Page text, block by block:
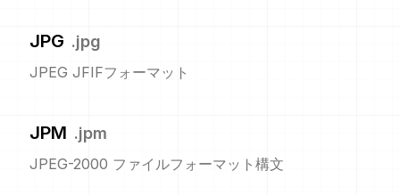
JPG .jpg
JPEG JFIFフォーマット
JPM .jpm
JPEG-2000 ファイルフォーマット構文